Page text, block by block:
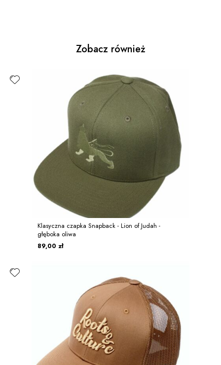
Zobacz również
Klasyczna czapka Snapback - Lion of Judah -
głęboka oliwa
89,00 zł